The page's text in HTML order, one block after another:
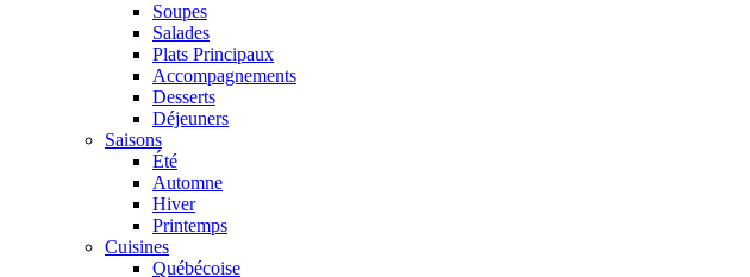
Soupes
Salades
Plats Principaux
Accompagnements
Desserts
Déjeuners
Saisons
Été
Automne
Hiver
Printemps
Cuisines
Québécoise